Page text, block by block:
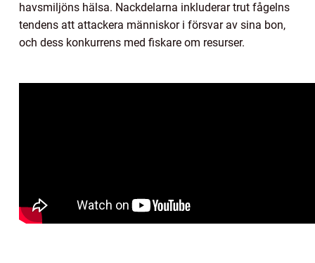
havsmiljöns hälsa. Nackdelarna inkluderar trut fågelns
tendens att attackera människor i försvar av sina bon,
och dess konkurrens med fiskare om resurser.